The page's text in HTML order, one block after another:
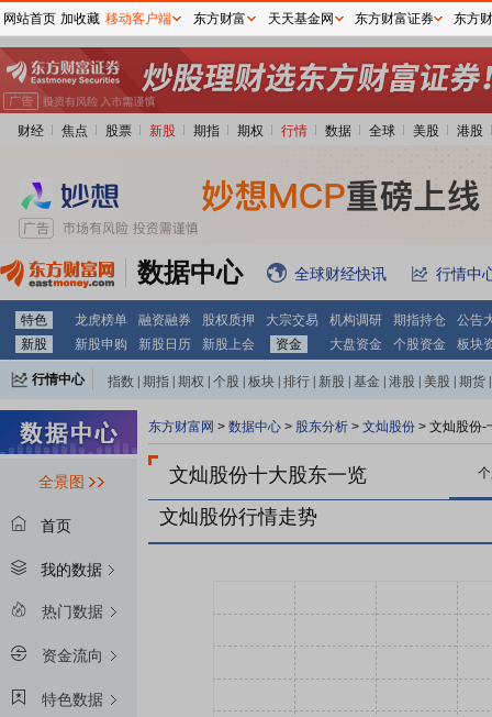
财经 焦点 股票 新股 期指 期权 行情 数据 全球 美股 港股
数据中心 全球财经快讯 行情中
特色 龙虎榜单 融资融券 股权质押 大宗交易 机构调研 期指持仓
公告
新股
新股申购 新股日历 新股上会 资金 大盘资金 个股资金 板块
行情中心 指数 期指 期权 个股 板块 排行 新股 基金 港股 美股 期货
全景图
首页
我的数据
热门数据
资金流向
特色数据
东方财富网 > 数据中心 > 股东分析 > 文灿股份 > 文灿股份-
文灿股份十大股东一览
文灿股份行情走势
网站首页 加收藏 移动客户端 东方财富 天天基金网 东方财富证券 东方